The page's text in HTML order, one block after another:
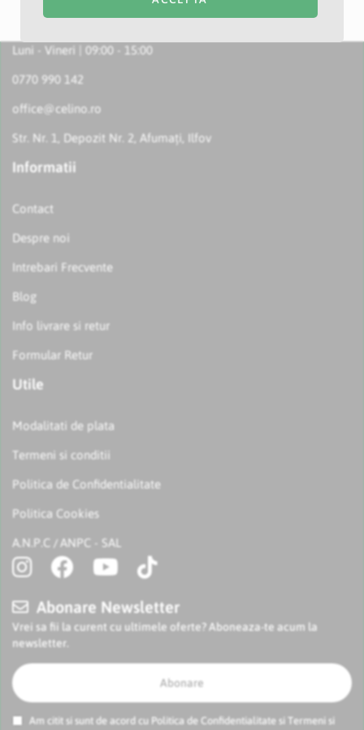
Luni - Vineri | 09:00 - 15:00
0770 990 142
office@celino.ro
Str. Nr. 1, Depozit Nr. 2, Afumați, Ilfov
Informatii
Contact
Despre noi
Intrebari Frecvente
Blog
Info livrare si retur
Formular Retur
Utile
Modalitati de plata
Termeni si conditii
Politica de Confidentialitate
Politica Cookies
A.N.P.C / ANPC - SAL
Abonare Newsletter
Vrei sa fii la curent cu ultimele oferte? Aboneaza-te acum la
newsletter.
Abonare
Am citit si sunt de acord cu Politica de Confidentialitate si Termeni si